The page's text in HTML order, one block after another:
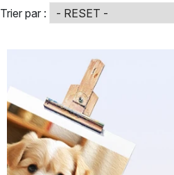
Les créations deJohn Simpson
donner vie aux paysages, aux
de Simpson
chaleureuse et inspirante,
Trier par :